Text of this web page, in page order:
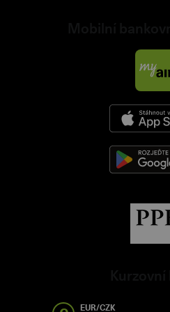
EUR/CZK